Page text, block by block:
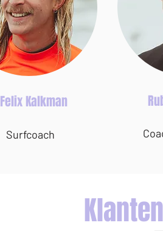
Felix Kalkman
Surfcoach